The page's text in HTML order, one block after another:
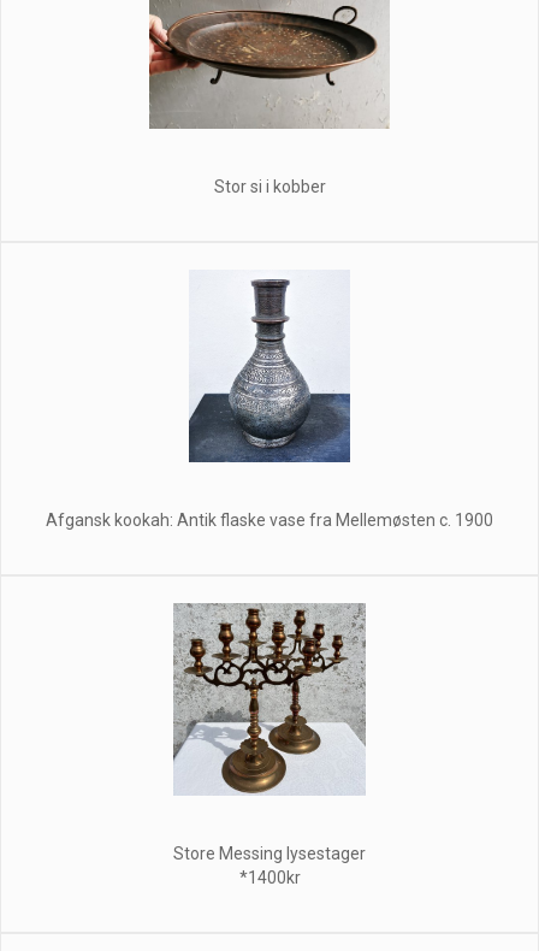
Stor si i kobber
Afgansk kookah: Antik flaske vase fra Mellemøsten c. 1900
Store Messing lysestager
*1400kr